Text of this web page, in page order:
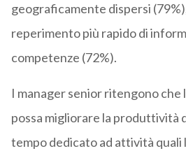
geograficamente dispersi
reperimento più rapido di
competenze (72%).
I manager senior ritengono che
possa migliorare la produttività
tempo dedicato ad attività quali